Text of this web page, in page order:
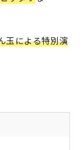
玉による特別演